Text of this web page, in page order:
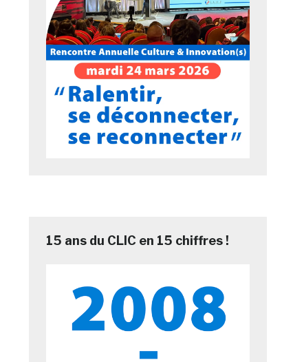
15 ans du CLIC en 15 chiffres !